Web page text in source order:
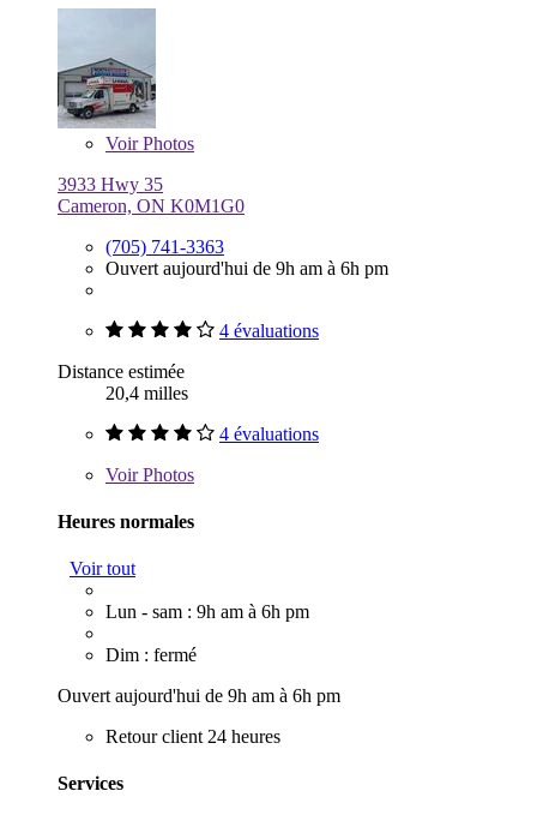
VoirPhotos
3933 Hwy 35
Cameron, ON K0M1G0
(705) 741-3363
Ouvert aujourd'hui de 9h am à 6h pm
4 évaluations
Distance estimée
20,4 milles
4 évaluations
VoirPhotos
Heures normales
Voir tout
Lun - sam : 9h am à 6h pm
Dim : fermé
Ouvert aujourd'hui de 9h am à 6h pm
Retour client 24 heures
Services